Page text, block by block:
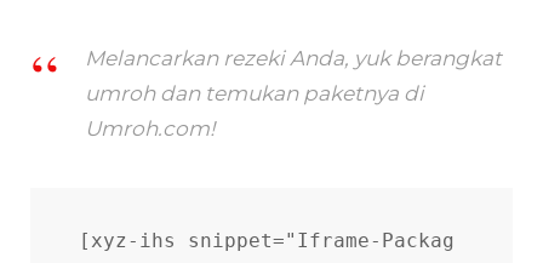
Melancarkan rezeki Anda, yuk berangkat
umroh dan temukan paketnya di
Umroh.com!
[xyz-ihs snippet="Iframe-Packag